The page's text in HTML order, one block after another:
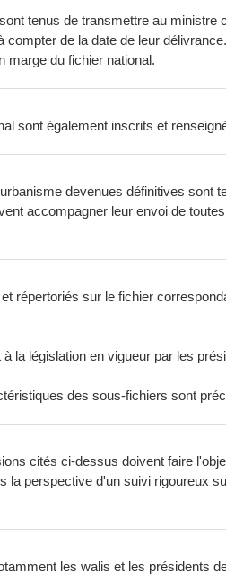
tenus de transmettre au ministre
de la date de leur
marge du fichier national.
sont également inscrits et
devenues définitives sont
accompagner leur envoi de
répertoriés sur le fichier
la législation en vigueur par les
des sous-fichiers sont
cités ci-dessus doivent faire
perspective d'un suivi rigoureux
les walis et les présidents